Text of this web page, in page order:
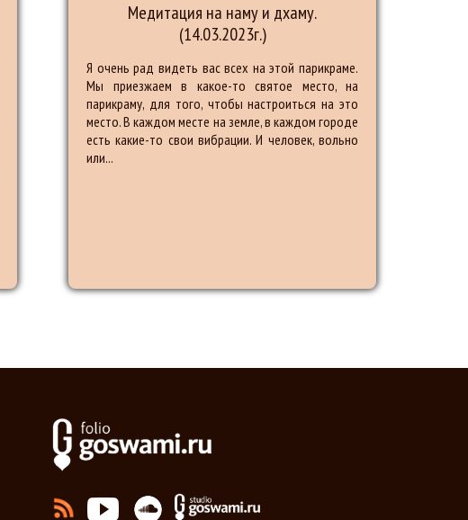
Медитация на наму и дхаму.
(14.03.2023г.)
Я очень рад видеть вас всех на этой парикраме.
Мы приезжаем в какое-то святое место, на
парикраму, для того, чтобы настроиться на это
место. В каждом месте на земле, в каждом городе
есть какие-то свои вибрации. И человек, вольно
или...